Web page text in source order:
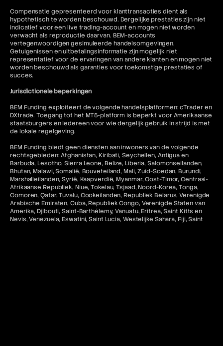
Compensatie gepresenteerd voor klanttransacties dient als
hypothetisch te worden beschouwd. Dergelijke prestaties zijn niet
indicatief voor een live trading-account en mogen niet worden
verwacht als reproductie daarvan. BEM-accounts
vertegenwoordigen gesimuleerde handelsomgevingen.
Getuigenissen en uitbetalingsinformatie zijn mogelijk niet
representatief voor de ervaringen van andere klanten en mogen niet
worden beschouwd als garanties voor toekomstige prestaties of
succes.
Jurisdictionele beperkingen
BEM Funding exploiteert de volgende handelsplatformen: cTrader en
DXtrade. Toegang tot het MT5-platform is beperkt voor Amerikaanse
staatsburgers en iedereen voor wie dergelijk gebruik in strijd is met
de lokale regelgeving.
BEM Funding biedt geen diensten aan inwoners van de volgende
rechtsgebieden: Afghanistan, Kiribati, Seychellen, Antigua en
Barbuda, Lesotho, Sierra Leone, Belize, Liberia, Salomonseilanden,
Bhutan, Malawi, Somalië, Bouveteiland, Mali, Zuid-Soedan, Burundi,
Marshalleilanden, Syrië, Kaapverdië, Myanmar, Oost-Timor, Centraal-
Afrikaanse Republiek, Niue, Tokelau, Tsjaad, Noord-Korea, Tonga,
Comoren, Qatar, Tuvalu, Cookeilanden, Republiek Belarus, Verenigde
Arabische Emiraten, Cuba, Republiek Congo, Verenigde Staten van
Amerika, Djibouti, Saint-Barthélemy, Vanuatu, Eritrea, Saint Kitts en
Nevis, Venezuela, Eswatini, Saint Lucia, Westelijke Sahara, Fiji, Saint